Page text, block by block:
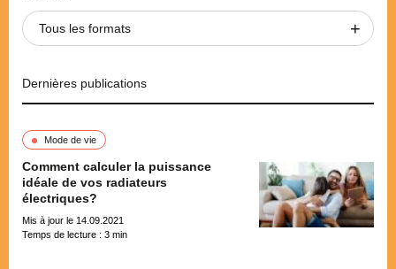
Tous les formats
Dernières publications
Mode de vie
Comment calculer la puissance
idéale de vos radiateurs
électriques?
Mis à jour le 14.09.2021
Temps de lecture : 3 min